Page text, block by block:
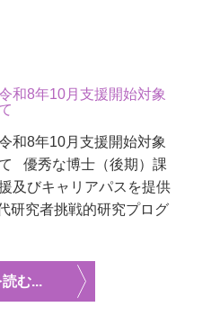
和8年10月支援開始対象
和8年10月支援開始対象
優秀な博士（後期）課
及びキャリアパスを提供
研究者挑戦的研究プログ
む...